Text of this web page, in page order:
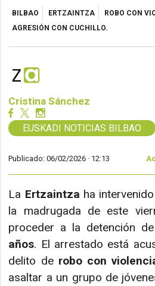
BILBAO ERTZAINTZA ROBO CON
AGRESIÓN CON CUCHILLO.
Cristina Sánchez
EUSKADI NOTICIAS BILBAO
Publicado: 06/02/2026 · 12:13
La Ertzaintza ha
la madrugada de este
proceder a la detención
años. El arrestado está
delito de robo con
asaltar a un grupo de